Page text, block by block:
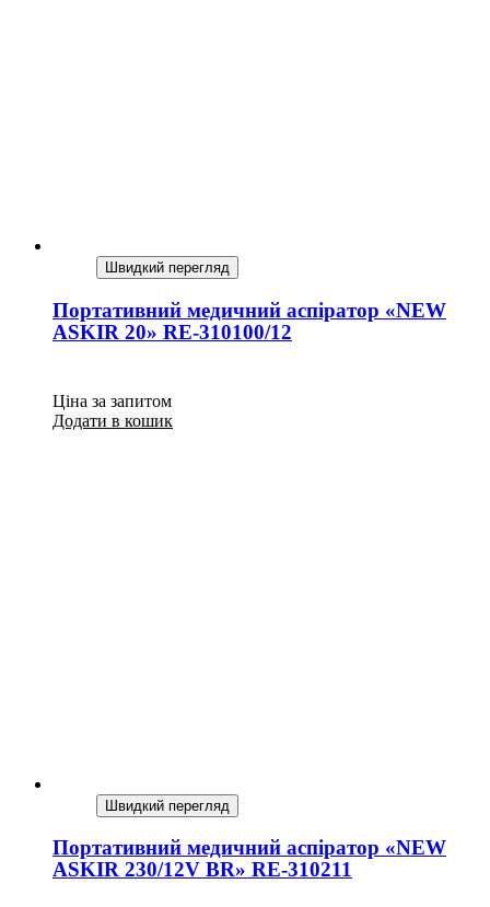
Швидкий перегляд
Портативний медичний аспіратор «NEW
ASKIR 20» RE-310100/12
Ціна за запитом
Додати в кошик
Швидкий перегляд
Портативний медичний аспіратор «NEW
ASKIR 230/12V BR» RE-310211